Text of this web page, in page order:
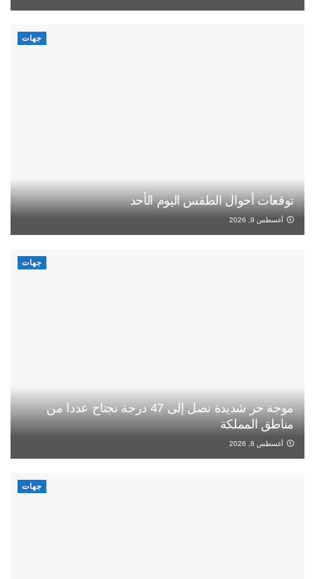
جهات
توقعات أحوال الطقس اليوم الأحد
أغسطس 9, 2026
جهات
موجة حر شديدة تصل إلى 47 درجة تجتاح عددا من
مناطق المملكة
أغسطس 8, 2026
جهات